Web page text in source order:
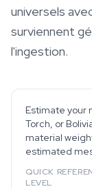
universels
surviennent
l'ingestion.
Estimate your
Torch, or
material
estimated
QUICK
LEVEL